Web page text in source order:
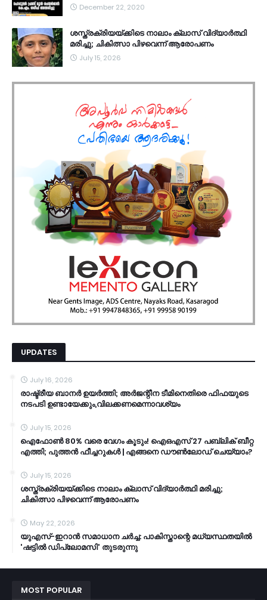
December 22, 2020
ശസ്ത്രക്രിയയ്ക്കിടെ നാലാം ക്ലാസ് വിദ്യാർത്ഥി
മരിച്ചു; ചികിത്സാ പിഴവെന്ന് ആരോപണം
July 15, 2026
UPDATES
July 16, 2026
രാഷ്ട്രീയ ബാനർ ഉയർത്തി; അർജന്റീന ടീമിനെതിരെ ഫിഫയുടെ
നടപടി ഉണ്ടായേക്കും,വിലക്കണമെന്നാവശ്യം
July 15, 2026
ഐഫോൺ 80% വരെ വേഗം കൂടും! ഐഒഎസ് 27 പബ്ലിക് ബീറ്റ
എത്തി; പുത്തൻ ഫീച്ചറുകൾ | എങ്ങനെ ഡൗൺലോഡ് ചെയ്യാം?
July 15, 2026
ശസ്ത്രക്രിയയ്ക്കിടെ നാലാം ക്ലാസ് വിദ്യാർത്ഥി മരിച്ചു;
ചികിത്സാ പിഴവെന്ന് ആരോപണം
May 22, 2026
യുഎസ്-ഇറാൻ സമാധാന ചർച്ച: പാകിസ്താന്റെ മധ്യസ്ഥതയിൽ
'ഷട്ടിൽ ഡിപ്ലോമസി' തുടരുന്നു
MOST POPULAR